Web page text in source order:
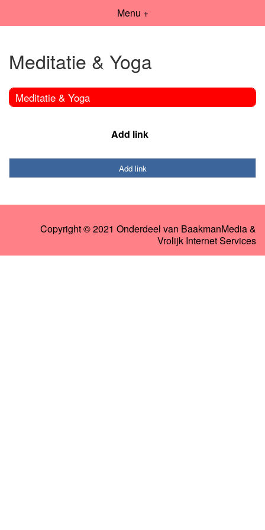
Menu +
Meditatie & Yoga
Meditatie & Yoga
Add link
Add link
Copyright © 2021 Onderdeel van BaakmanMedia&
Vrolijk Internet Services